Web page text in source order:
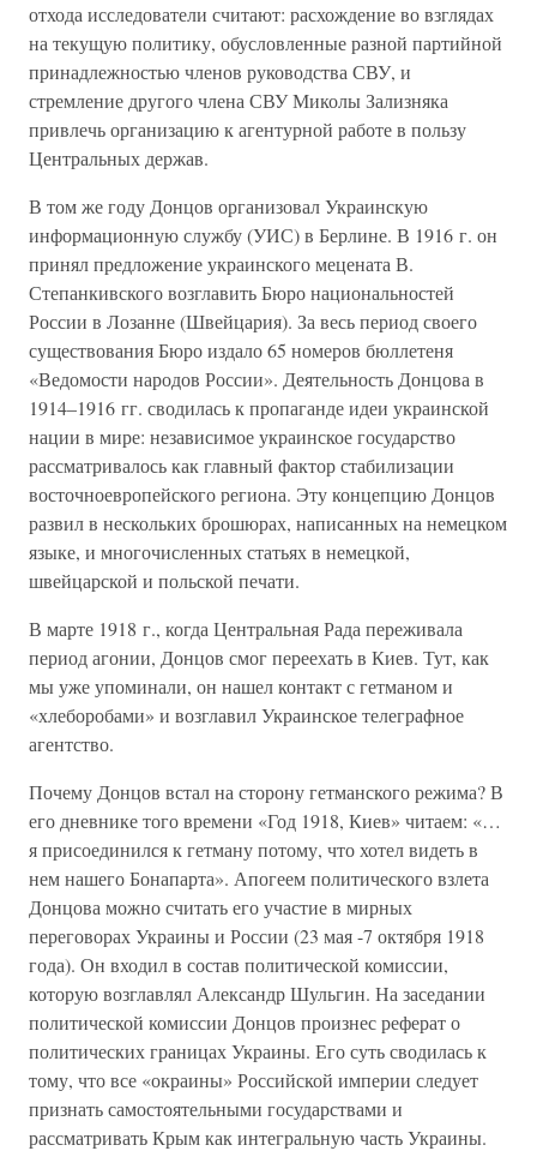
отхода исследователи считают: расхождение во взглядах
на текущую политику, обусловленные разной партийной
принадлежностью членов руководства СВУ, и
стремление другого члена СВУ Миколы Зализняка
привлечь организацию к агентурной работе в пользу
Центральных держав.
В том же году Донцов организовал Украинскую
информационную службу (УИС) в Берлине. В 1916 г. он
принял предложение украинского мецената В.
Степанкивского возглавить Бюро национальностей
России в Лозанне (Швейцария). За весь период своего
существования Бюро издало 65 номеров бюллетеня
«Ведомости народов России». Деятельность Донцова в
1914–1916 гг. сводилась к пропаганде идеи украинской
нации в мире: независимое украинское государство
рассматривалось как главный фактор стабилизации
восточноевропейского региона. Эту концепцию Донцов
развил в нескольких брошюрах, написанных на немецком
языке, и многочисленных статьях в немецкой,
швейцарской и польской печати.
В марте 1918 г., когда Центральная Рада переживала
период агонии, Донцов смог переехать в Киев. Тут, как
мы уже упоминали, он нашел контакт с гетманом и
«хлеборобами» и возглавил Украинское телеграфное
агентство.
Почему Донцов встал на сторону гетманского режима? В
его дневнике того времени «Год 1918, Киев» читаем: «…
я присоединился к гетману потому, что хотел видеть в
нем нашего Бонапарта». Апогеем политического взлета
Донцова можно считать его участие в мирных
переговорах Украины и России (23 мая -7 октября 1918
года). Он входил в состав политической комиссии,
которую возглавлял Александр Шульгин. На заседании
политической комиссии Донцов произнес реферат о
политических границах Украины. Его суть сводилась к
тому, что все «окраины» Российской империи следует
признать самостоятельными государствами и
рассматривать Крым как интегральную часть Украины.